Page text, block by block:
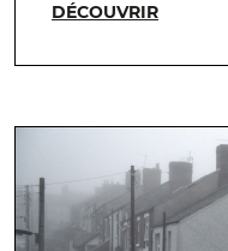
DÉCOUVRIR